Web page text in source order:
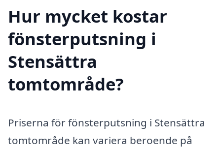
Hur mycket kostar
fönsterputsning i
Stensättra
tomtområde?
Priserna för fönsterputsning i Stensättra
tomtområde kan variera beroende på